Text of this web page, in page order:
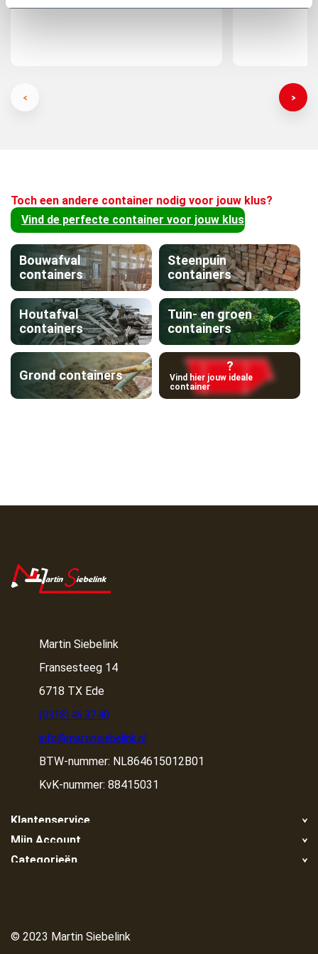
Toch een andere container nodig voor jouw klus?
Vind de perfecte container voor jouw klus
Bouwafval
containers
Steenpuin
containers
Houtafval
containers
Tuin- en groen
containers
Grond containers
?
Vind hier jouw ideale
container
Martin Siebelink
Fransesteeg 14
6718 TX Ede
(0318) 46 37 40
info@martinsiebelink.nl
BTW-nummer: NL864615012B01
KvK-nummer: 88415031
Klantenservice
Retour
Disclaimer
Mijn Account
Registreren
Categorieën
Grond/zand nodig?
© 2023 Martin Siebelink